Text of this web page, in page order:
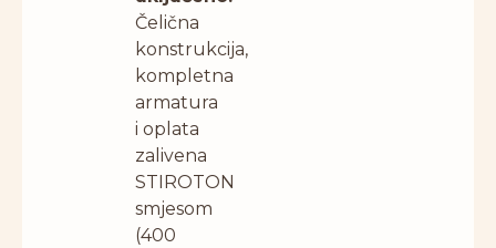
Čelična
konstrukcija,
kompletna
armatura
i oplata
zalivena
STIROTON
smjesom
(400